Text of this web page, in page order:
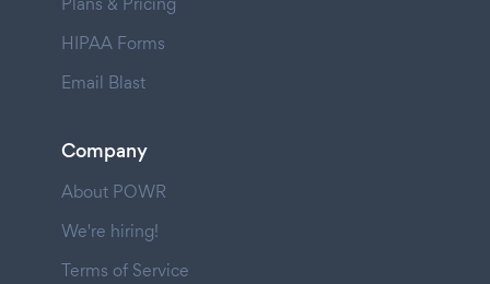
HIPAA Forms
Email Blast
Company
About POWR
We're hiring!
Terms of Service